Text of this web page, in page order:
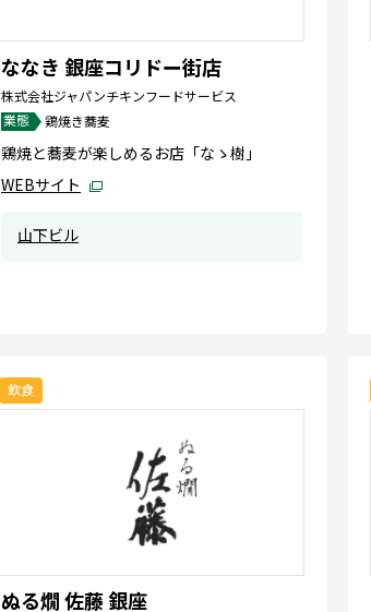
ななき 銀座コリドー街店
株式会社ジャパンチキンフードサービス
業態
鶏焼き蕎麦
鶏焼と蕎麦が楽しめるお店「なゝ樹」
WEBサイト
山下ビル
飲食
ぬる燗 佐藤 銀座